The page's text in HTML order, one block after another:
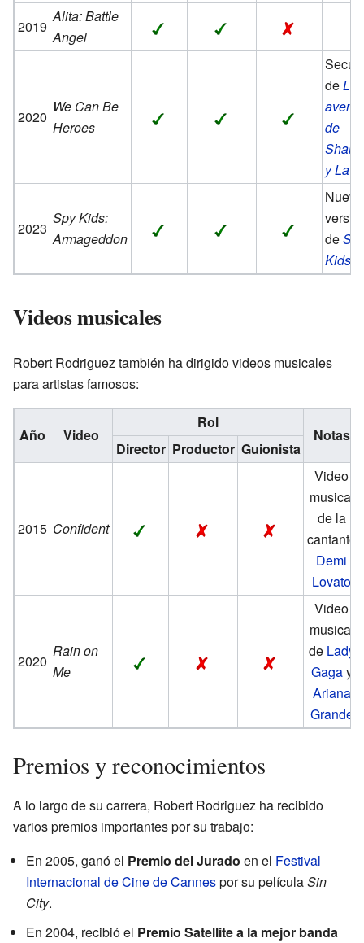
2019
Alita: Battle
Angel
2020
We Can Be
Heroes
deLas
de
y
2023
Spy Kids:
Armageddon
Nueva
de
Kids
Videos musicales
Robert Rodriguez también ha dirigido videos musicales
para artistas famosos:
Año Video
Rol
Notas
Director Productor Guionista
2015 Confident
Video
musical
de la
cantante
Demi
Lovato
2020
Rain on
Me
Video
musical
de Lady
Gagay
Ariana
Grande
Premios y reconocimientos
A lo largo de su carrera, Robert Rodriguez ha recibido
varios premios importantes por su trabajo:
En 2005, ganó el Premio del Jurado en el Festival
Internacional de Cine de Cannespor su películaSin
City.
En 2004, recibió el Premio Satellite a la mejor banda